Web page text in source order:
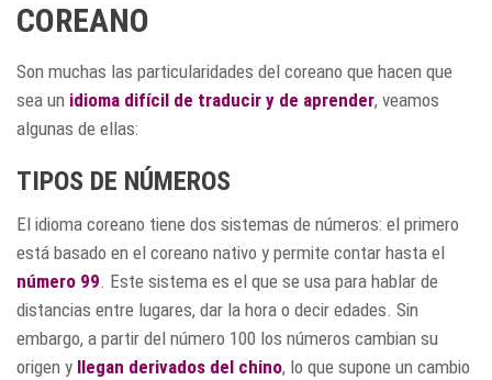
COREANO
Son muchas las particularidades del coreano que hacen que
sea un idioma difícil de traducir y de aprender, veamos
algunas de ellas:
TIPOS DE NÚMEROS
El idioma coreano tiene dos sistemas de números: el primero
está basado en el coreano nativo y permite contar hasta el
número 99. Este sistema es el que se usa para hablar de
distancias entre lugares, dar la hora o decir edades. Sin
embargo, a partir del número 100 los números cambian su
origen y llegan derivados del chino, lo que supone un cambio